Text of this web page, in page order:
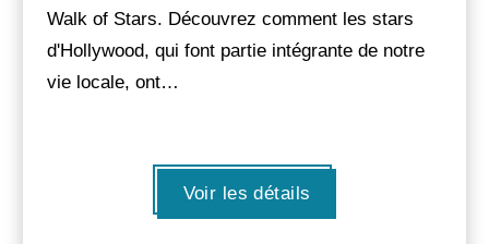
Walk of Stars. Découvrez comment les stars
d'Hollywood, qui font partie intégrante de notre
vie locale, ont…
Voir les détails